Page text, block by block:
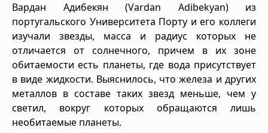
Вардан Адибекян (Vardan Adibekyan) из
португальского Университета Порту и его коллеги
изучали звезды, масса и радиус которых не
отличается от солнечного, причем в их зоне
обитаемости есть планеты, где вода присутствует
в виде жидкости. Выяснилось, что железа и других
металлов в составе таких звезд меньше, чем у
светил, вокруг которых обращаются лишь
необитаемые планеты.